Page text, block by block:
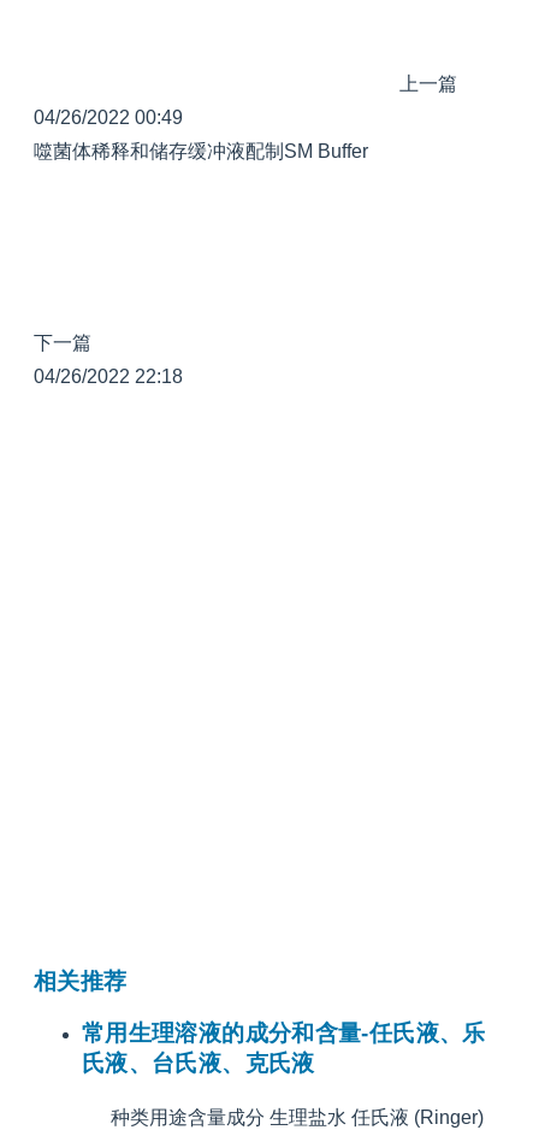
上一篇
04/26/2022 00:49
噬菌体稀释和储存缓冲液配制SM Buffer
下一篇
04/26/2022 22:18
相关推荐
常用生理溶液的成分和含量-任氏液、乐
氏液、台氏液、克氏液
种类用途含量成分 生理盐水 任氏液 (Ringer)